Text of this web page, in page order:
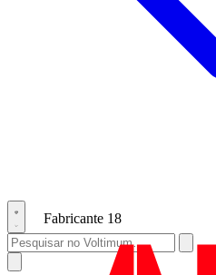
Fabricante 18